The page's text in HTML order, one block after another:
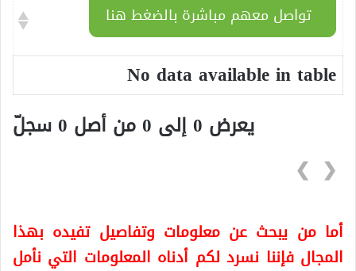
تواصل معهم مباشرة بالضغط هنا
No data available in table
يعرض 0 إلى 0 من أصل 0 سجلّ
❮
❯
أما من يبحث عن معلومات وتفاصيل تفيده بهذا
المجال فإننا نسرد لكم أدناه المعلومات التي نأمل